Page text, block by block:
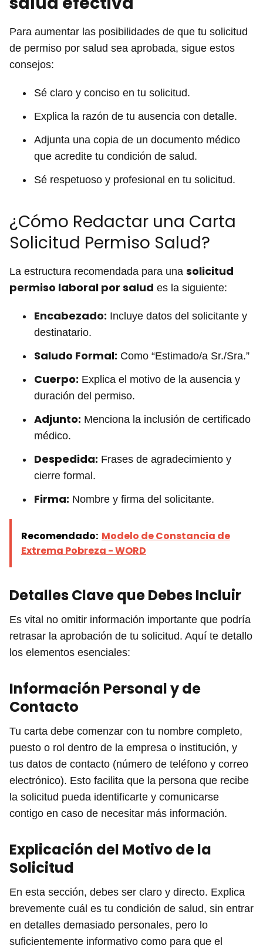
Para aumentar las posibilidades de que tu solicitud
de permiso por salud sea aprobada, sigue estos
consejos:
Sé claro y conciso en tu solicitud.
Explica la razón de tu ausencia con detalle.
Adjunta una copia de un documento médico
que acredite tu condición de salud.
Sé respetuoso y profesional en tu solicitud.
¿Cómo Redactar una Carta
Solicitud Permiso Salud?
La estructura recomendada para una solicitud
permiso laboral por salud es la siguiente:
Encabezado: Incluye datos del solicitante y
destinatario.
Saludo Formal: Como “Estimado/a Sr./Sra.”
Cuerpo: Explica el motivo de la ausencia y
duración del permiso.
Adjunto: Menciona la inclusión de certificado
médico.
Despedida: Frases de agradecimiento y
cierre formal.
Firma: Nombre y firma del solicitante.
Recomendado: Modelo de Constancia de
Extrema Pobreza - WORD
Detalles Clave que Debes Incluir
Es vital no omitir información importante que podría
retrasar la aprobación de tu solicitud. Aquí te detallo
los elementos esenciales:
Información Personal y de
Contacto
Tu carta debe comenzar con tu nombre completo,
puesto o rol dentro de la empresa o institución, y
tus datos de contacto (número de teléfono y correo
electrónico). Esto facilita que la persona que recibe
la solicitud pueda identificarte y comunicarse
contigo en caso de necesitar más información.
Explicación del Motivo de la
Solicitud
En esta sección, debes ser claro y directo. Explica
brevemente cuál es tu condición de salud, sin entrar
en detalles demasiado personales, pero lo
suficientemente informativo como para que el